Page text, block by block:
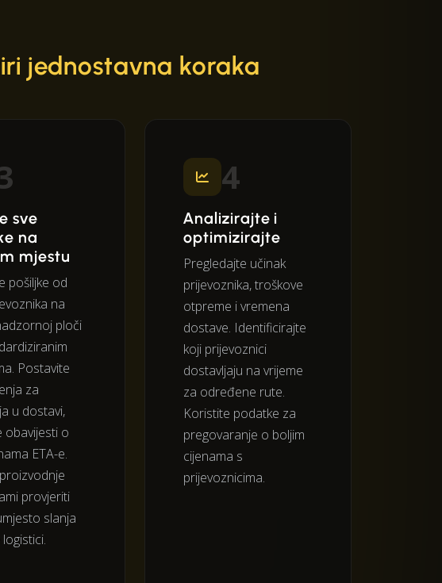
jednostavna koraka
sve
na
mjestu
pošiljke od
na
ploči
Postavite
za
u dostavi,
obavijesti o
ETA-e.
provjeriti
slanja
4
Analizirajte i
optimizirajte
Pregledajte učinak
prijevoznika, troškove
otpreme i vremena
dostave. Identificirajte
koji prijevoznici
dostavljaju na vrijeme
za određene rute.
Koristite podatke za
pregovaranje o boljim
cijenama s
prijevoznicima.